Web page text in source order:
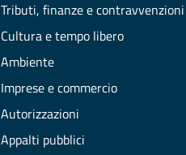
Tributi, finanze e contravvenzioni
Cultura e tempo libero
Ambiente
Imprese e commercio
Autorizzazioni
Appalti pubblici